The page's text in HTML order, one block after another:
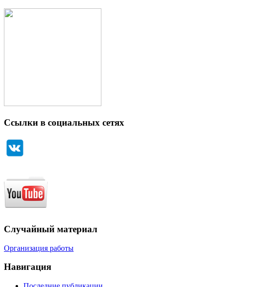
Ссылки в социальных сетях
Случайный материал
Организация работы
Навигация